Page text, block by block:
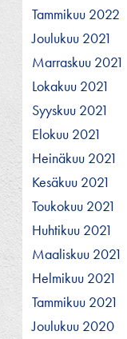
Tammikuu 2022
Joulukuu 2021
Marraskuu 2021
Lokakuu 2021
Syyskuu 2021
Elokuu 2021
Heinäkuu 2021
Kesäkuu 2021
Toukokuu 2021
Huhtikuu 2021
Maaliskuu 2021
Helmikuu 2021
Tammikuu 2021
Joulukuu 2020